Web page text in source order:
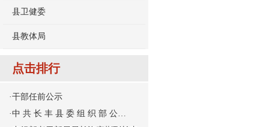
县卫健委
县教体局
点击排行
·干部任前公示
·中 共 长 丰 县 委 组 织 部 公…